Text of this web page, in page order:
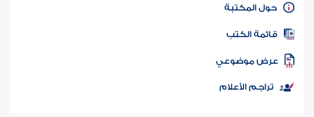
كتاب الأمة
المكتبة
الكتب
موضوعي